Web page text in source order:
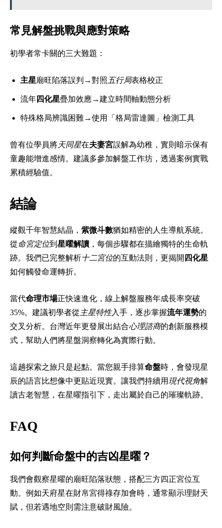
常見解盤挑戰與應對策略
初學者常卡關的三大難題：
主星廟旺陷落誤判→對照五行局表格校正
流年四化星疊加效應→建立時間軸動態分析
特殊格局辨識困難→使用「格局雷達圖」檢測工具
曾有位學員將天同星在夫妻宮誤解為幼稚，實則暗示保有
童趣能增進感情。建議多參加解盤工作坊，透過案例實戰
累積經驗值。
結論
縱觀千年智慧結晶， 紫微斗數猶如精密的人生導航系統。
從命宮定位到 星曜解讀 ，每個步驟都在描繪獨特的生命軌
跡。我們已完整解析十二宮位的互動法則，更揭開 四化星
如何觸發命運轉折。
當代命理市場正快速進化，線上解盤服務年成長率突破
35%。建議初學者從 主星特性入手，逐步掌握流年運勢的
交叉分析。台灣近年更發展出結合心理諮商的創新服務模
式，幫助人們將星盤洞察轉化為實際行動。
這趟探索之旅只是起點。當您親手排算命盤時，會發現星
辰的語言比想像中更貼近現實。讓我們持續用現代視角解
讀古老智慧，在星曜指引下，走出屬於自己的璀璨軌跡。
FAQ
如何判斷命盤中的吉凶星曜？
我們會觀察星曜的廟旺陷落狀態，搭配三方四正宮位互
動。例如天府星在財帛宮得祿存加會時，通常顯示理財天
賦，但若遇地空則需注意破財風險。